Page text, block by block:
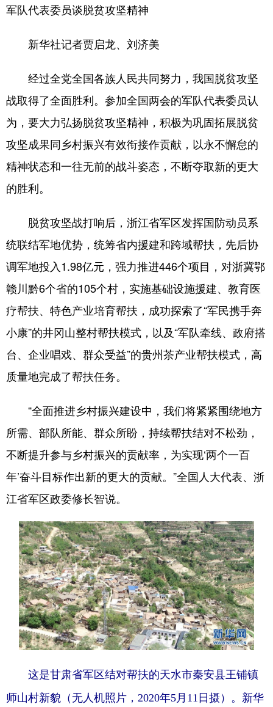
地方频道
北京 天津
辽宁 吉林 上海 江苏
浙江 安徽 福建 江西
山东 河南 湖北 湖南
广东 广西 海南 重庆
四川 贵州 云南 西藏
新疆 内蒙古 黑龙江
多语种频道
Русский язык 日本語 한국어
Deutsch Português
军队代表委员谈脱贫攻坚精神
新华社记者贾启龙、刘济美
经过全党全国各族人民共同努力，我国脱贫攻坚
战取得了全面胜利。参加全国两会的军队代表委员认
为，要大力弘扬脱贫攻坚精神，积极为巩固拓展脱贫
攻坚成果同乡村振兴有效衔接作贡献，以永不懈怠的
精神状态和一往无前的战斗姿态，不断夺取新的更大
的胜利。
脱贫攻坚战打响后，浙江省军区发挥国防动员系
统联结军地优势，统筹省内援建和跨域帮扶，先后协
调军地投入1.98亿元，强力推进446个项目，对浙冀鄂
赣川黔6个省的105个村，实施基础设施援建、教育医
疗帮扶、特色产业培育帮扶，成功探索了“军民携手奔
小康”的井冈山整村帮扶模式，以及“军队牵线、政府搭
台、企业唱戏、群众受益”的贵州茶产业帮扶模式，高
质量地完成了帮扶任务。
“全面推进乡村振兴建设中，我们将紧紧围绕地方
所需、部队所能、群众所盼，持续帮扶结对不松劲，
不断提升参与乡村振兴的贡献率，为实现‘两个一百
年’奋斗目标作出新的更大的贡献。”全国人大代表、浙
江省军区政委修长智说。
这是甘肃省军区结对帮扶的天水市秦安县王铺镇
师山村新貌（无人机照片，2020年5月11日摄）。新华